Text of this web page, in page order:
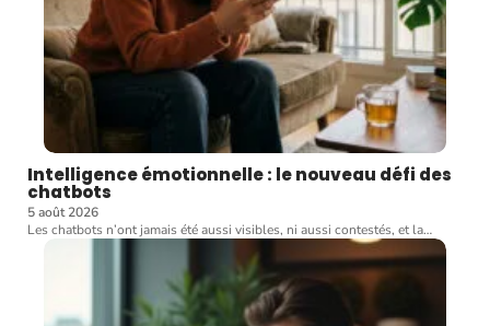
Intelligence émotionnelle : le nouveau défi des
chatbots
5 août 2026
Les chatbots n’ont jamais été aussi visibles, ni aussi contestés, et la…